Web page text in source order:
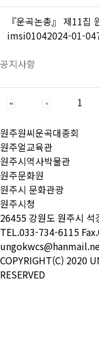
공지사항
『운곡논총』 제11집
imsi01042024-01-04
1
원주원씨운곡대종회
원주얼교육관
원주시역사박물관
원주문화원
원주시 문화관광
원주시청
26455 강원도 원주시
TEL.033-734-6115
COPYRIGHT(C) 2020
RESERVED